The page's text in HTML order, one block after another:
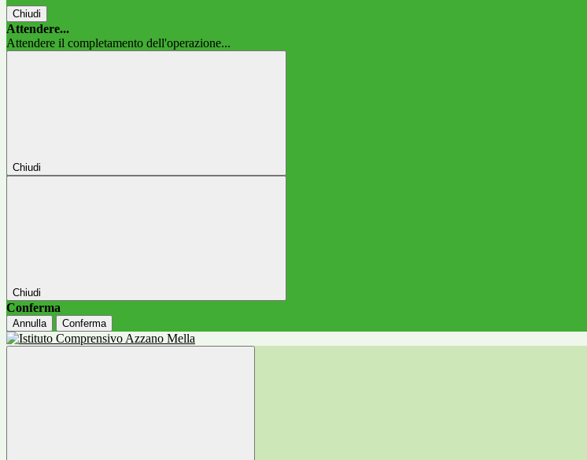
Chiudi
Attendere...
Attendere il completamento dell'operazione...
Chiudi
Chiudi
Conferma
Annulla Conferma